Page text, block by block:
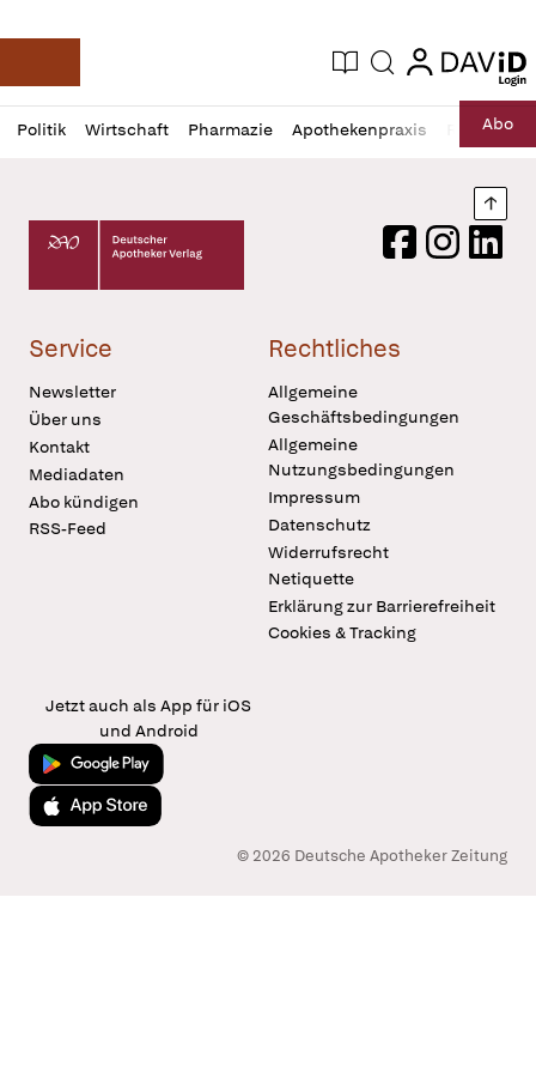
Deutsche Apotheker Zeitung
Aktuelle Ausgabe
Suche login
login
Politik Wirtschaft Pharmazie Apothekenpraxis RechtAbo
Profil
öffnen
Daz
Pur
Deutscher Apotheker Verlag Logo
FacebookInstagram
Service
Newsletter
Über uns
Kontakt
Mediadaten
Abo kündigen
RSS-Feed
Rechtliches
Allgemeine
Geschäftsbedingungen
Allgemeine
Nutzungsbedingungen
Impressum
Datenschutz
Widerrufsrecht
Netiquette
Erklärung zur Barrierefreiheit
Cookies & Tracking
Jetzt auch als App für iOS
und Android
Jetzt bei Google Play
Laden im App Store
© 2026 Deutsche Apotheker Zeitung